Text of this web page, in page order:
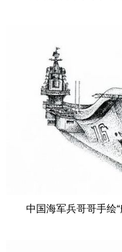
中国海军兵哥哥手绘“